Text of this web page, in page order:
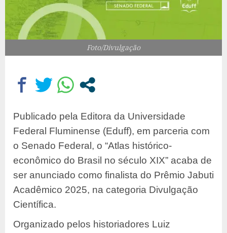
Foto/Divulgação
Publicado pela Editora da Universidade
Federal Fluminense (Eduff), em parceria com
o Senado Federal, o “Atlas histórico-
econômico do Brasil no século XIX” acaba de
ser anunciado como finalista do Prêmio Jabuti
Acadêmico 2025, na categoria Divulgação
Científica.
Organizado pelos historiadores Luiz